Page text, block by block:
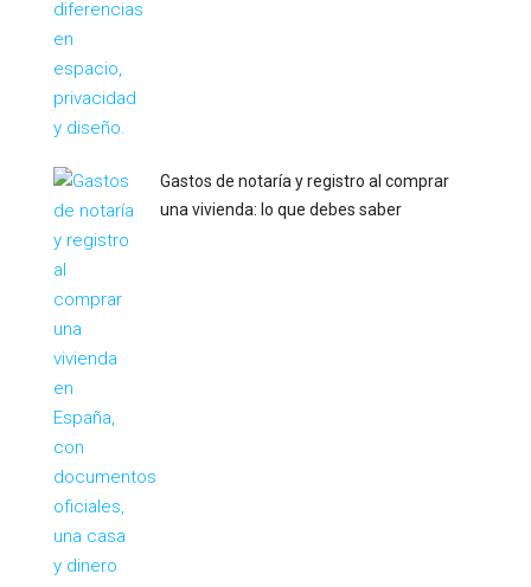
Gastos de notaría y registro al comprar
una vivienda: lo que debes saber